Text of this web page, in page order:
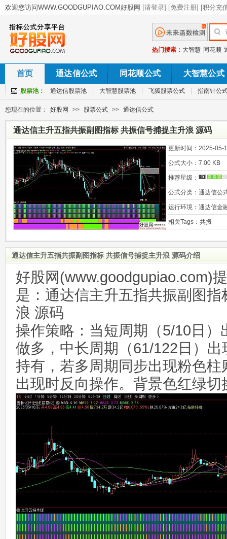
热门搜索： 大智慧 同花顺
首页 通达信公式 同花顺公式 大智慧公式
股票池： 通达信股票池 大智慧股票池 飞狐股票公式 指南针公
您现在的位置： 好股网 >> 股票公式 >> 通达信公式
通达信主升五指共振副图指标 共振信号捕捉主升浪 源码
更新时间： 2025-05-
公式大小： 7.00 KB
推荐星级：
公式分类： 通达信公
运行环境： 通达信金
相关Tags： 共振
通达信主升五指共振副图指标 共振信号捕捉主升浪 源码介绍
好股网(www.goodgupiao.com)
是：通达信主升五指共振副图
浪 源码
操作策略：当短周期（5/10日）
做多，中长周期（61/122日）
持有，若多周期同步出现粉色
出现时反向操作。背景色红绿